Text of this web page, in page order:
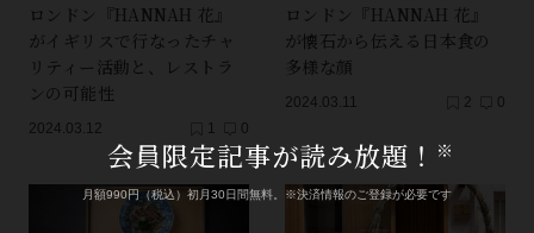
ロンドン『HANNAH 花』
がイギリスで行なったチャ
リティー活動と、レストラ
ンの可能性
2024.03.12 1 0
ロンドン『HANNAH 花』
が懐石から伝える日本食の
多様な顔
2024.03.11 2 0
会員限定記事が読み放題！ ※
月額990円（税込）初月30日間無料。※決済情報のご登録が必要です